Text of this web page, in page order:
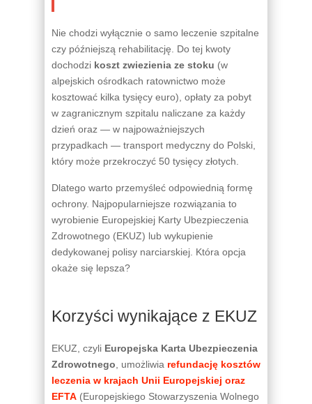
Nie chodzi wyłącznie o samo leczenie szpitalne
czy późniejszą rehabilitację. Do tej kwoty
dochodzi koszt zwiezienia ze stoku (w
alpejskich ośrodkach ratownictwo może
kosztować kilka tysięcy euro), opłaty za pobyt
w zagranicznym szpitalu naliczane za każdy
dzień oraz — w najpoważniejszych
przypadkach — transport medyczny do Polski,
który może przekroczyć 50 tysięcy złotych.
Dlatego warto przemyśleć odpowiednią formę
ochrony. Najpopularniejsze rozwiązania to
wyrobienie Europejskiej Karty Ubezpieczenia
Zdrowotnego (EKUZ) lub wykupienie
dedykowanej polisy narciarskiej. Która opcja
okaże się lepsza?
Korzyści wynikające z EKUZ
EKUZ, czyli Europejska Karta Ubezpieczenia
Zdrowotnego , umożliwia refundację kosztów
leczenia w krajach Unii Europejskiej oraz
EFTA (Europejskiego Stowarzyszenia Wolnego